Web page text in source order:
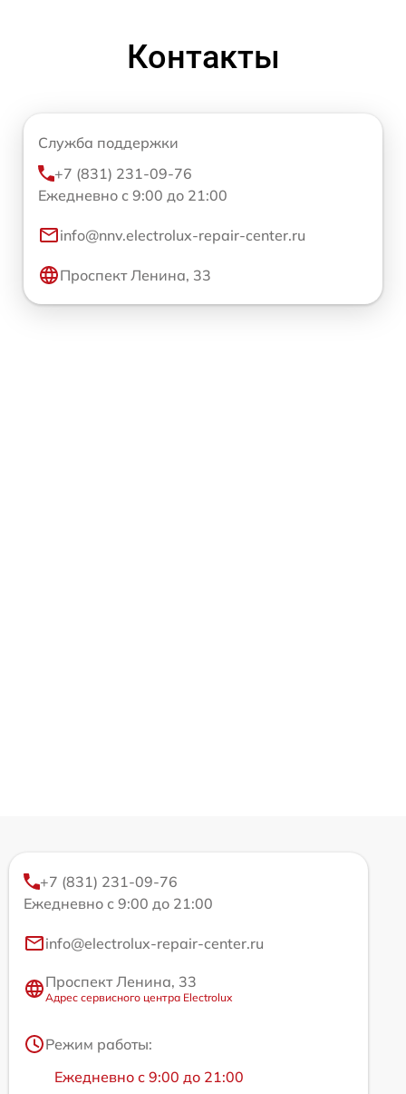
Контакты
Служба поддержки
+7 (831) 231-09-76
Ежедневно с 9:00 до 21:00
info@nnv.electrolux-repair-center.ru
Проспект Ленина, 33
+7 (831) 231-09-76
Ежедневно с 9:00 до 21:00
info@electrolux-repair-center.ru
Проспект Ленина, 33
Адрес сервисного центра Electrolux
Режим работы:
Ежедневно с 9:00 до 21:00